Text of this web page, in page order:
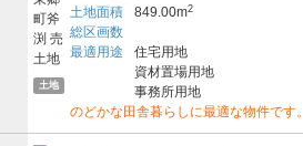
土地
土地面積
849.00m2
総区画数
最適用途
住宅用地
資材置場用地
事務所用地
のどかな田舎暮らしに最適な物件です。